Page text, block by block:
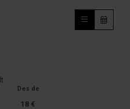
Des de
18 €